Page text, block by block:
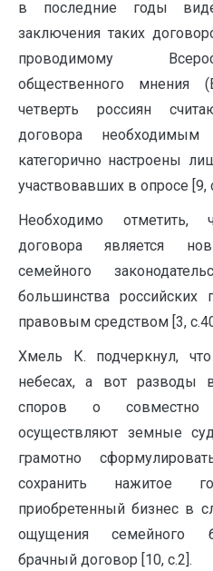
в последние годы
заключения таких
проводимому
общественного мнения
четверть россиян
договора
категорично настроены
участвовавших в опросе [9,
Необходимо отметить,
договора является
семейного
большинства
правовым средством [3,
Хмель К. подчеркнул,
небесах, а вот разводы
споров о совместно
осуществляют земные
грамотно
сохранить нажитое
приобретенный бизнес в
ощущения семейного
брачный договор [10, с.2].